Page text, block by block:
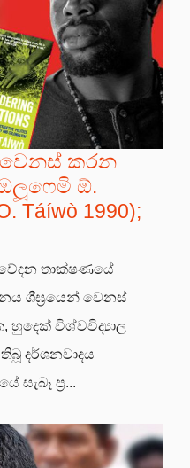
කරන
ඕ.
Táíwò 1990);
තාක්ෂණයේ
ශීඝ්‍රයෙන් වෙනස්
හුදෙක් විශ්වවිද්‍යාල
දර්ශනවාදය
සැබෑ ප්‍ර...